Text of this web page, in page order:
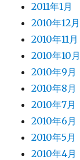
2011年1月
2010年12月
2010年11月
2010年10月
2010年9月
2010年8月
2010年7月
2010年6月
2010年5月
2010年4月